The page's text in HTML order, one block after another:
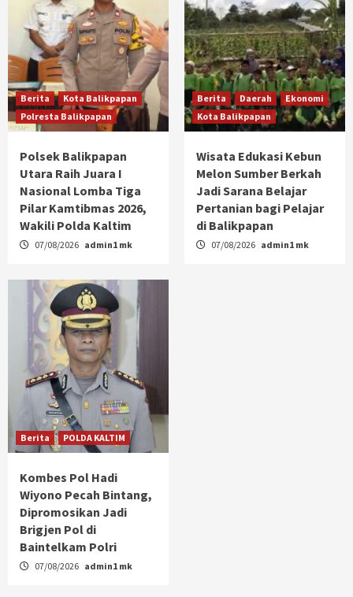
Berita
Kota Balikpapan
Polresta Balikpapan
Polsek Balikpapan
Utara Raih Juara I
Nasional Lomba Tiga
Pilar Kamtibmas 2026,
Wakili Polda Kaltim
07/08/2026 admin1 mk
Berita Daerah
Ekonomi
Kota Balikpapan
Wisata Edukasi Kebun
Melon Sumber Berkah
Jadi Sarana Belajar
Pertanian bagi Pelajar
di Balikpapan
07/08/2026 admin1 mk
Berita POLDA KALTIM
Kombes Pol Hadi
Wiyono Pecah Bintang,
Dipromosikan Jadi
Brigjen Pol di
Baintelkam Polri
07/08/2026 admin1 mk